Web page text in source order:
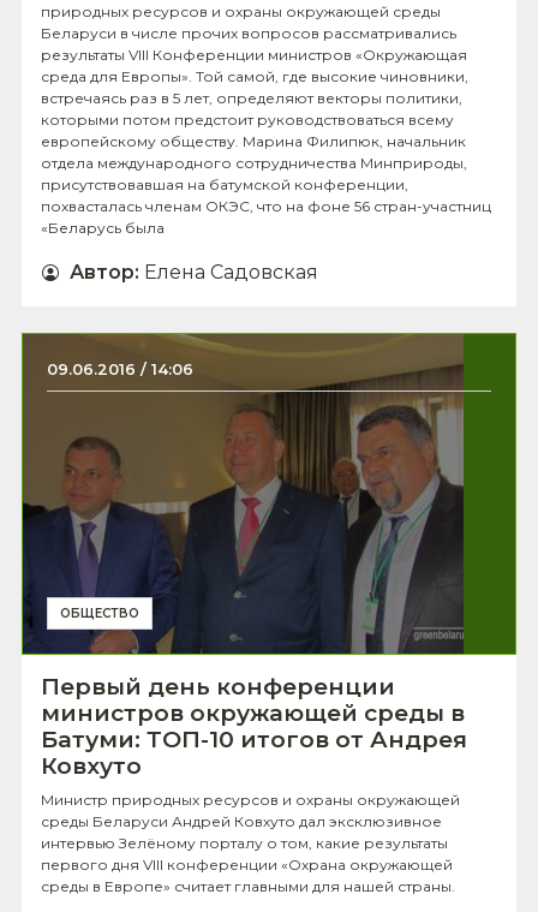
природных ресурсов и охраны окружающей среды
Беларуси в числе прочих вопросов рассматривались
результаты VIII Конференции министров «Окружающая
среда для Европы». Той самой, где высокие чиновники,
встречаясь раз в 5 лет, определяют векторы политики,
которыми потом предстоит руководствоваться всему
европейскому обществу. Марина Филипюк, начальник
отдела международного сотрудничества Минприроды,
присутствовавшая на батумской конференции,
похвасталась членам ОКЭС, что на фоне 56 стран-участниц
«Беларусь была
Автор: Елена Садовская
09.06.2016 / 14:06
ОБЩЕСТВО
Первый день конференции
министров окружающей среды в
Батуми: ТОП-10 итогов от Андрея
Ковхуто
Министр природных ресурсов и охраны окружающей
среды Беларуси Андрей Ковхуто дал эксклюзивное
интервью Зелёному порталу о том, какие результаты
первого дня VIII конференции «Охрана окружающей
среды в Европе» считает главными для нашей страны.